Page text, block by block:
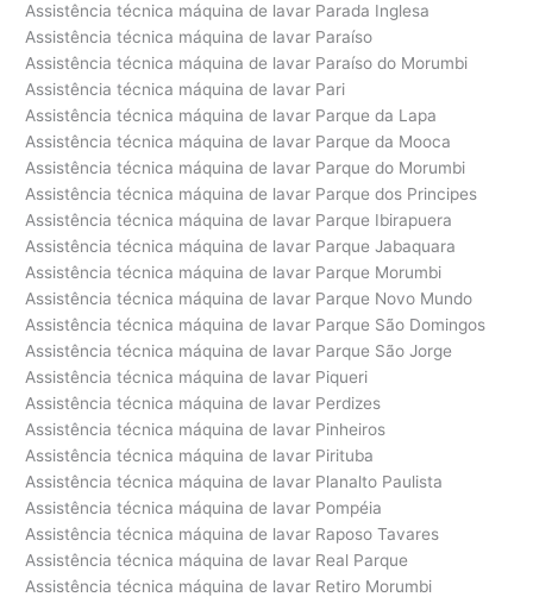
Assistência técnica máquina de lavar Parada Inglesa
Assistência técnica máquina de lavar Paraíso
Assistência técnica máquina de lavar Paraíso do Morumbi
Assistência técnica máquina de lavar Pari
Assistência técnica máquina de lavar Parque da Lapa
Assistência técnica máquina de lavar Parque da Mooca
Assistência técnica máquina de lavar Parque do Morumbi
Assistência técnica máquina de lavar Parque dos Principes
Assistência técnica máquina de lavar Parque Ibirapuera
Assistência técnica máquina de lavar Parque Jabaquara
Assistência técnica máquina de lavar Parque Morumbi
Assistência técnica máquina de lavar Parque Novo Mundo
Assistência técnica máquina de lavar Parque São Domingos
Assistência técnica máquina de lavar Parque São Jorge
Assistência técnica máquina de lavar Piqueri
Assistência técnica máquina de lavar Perdizes
Assistência técnica máquina de lavar Pinheiros
Assistência técnica máquina de lavar Pirituba
Assistência técnica máquina de lavar Planalto Paulista
Assistência técnica máquina de lavar Pompéia
Assistência técnica máquina de lavar Raposo Tavares
Assistência técnica máquina de lavar Real Parque
Assistência técnica máquina de lavar Retiro Morumbi